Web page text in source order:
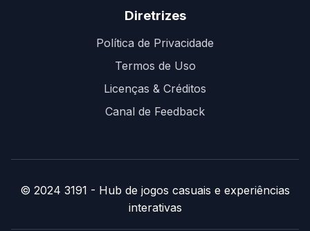
Diretrizes
Política de Privacidade
Termos de Uso
Licenças & Créditos
Canal de Feedback
© 2024 3191 - Hub de jogos casuais e experiências
interativas